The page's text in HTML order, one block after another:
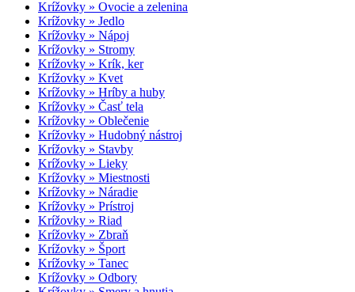
Krížovky » Ovocie a zelenina
Krížovky » Jedlo
Krížovky » Nápoj
Krížovky » Stromy
Krížovky » Krík, ker
Krížovky » Kvet
Krížovky » Hríby a huby
Krížovky » Časť tela
Krížovky » Oblečenie
Krížovky » Hudobný nástroj
Krížovky » Stavby
Krížovky » Lieky
Krížovky » Miestnosti
Krížovky » Náradie
Krížovky » Prístroj
Krížovky » Riad
Krížovky » Zbraň
Krížovky » Šport
Krížovky » Tanec
Krížovky » Odbory